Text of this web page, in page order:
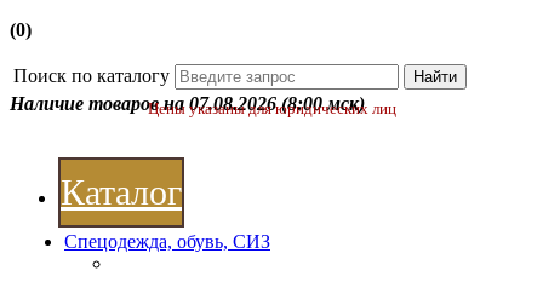
(0)
Поиск по каталогу
Наличие товаров на 07.08.2026 (8:00 мск)
Цены указаны для юридических лиц
Каталог
Спецодежда, обувь, СИЗ